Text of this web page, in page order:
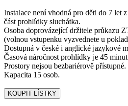
Instalace není vhodná pro děti do 7 let
část prohlídky sluchátka.
Osoba doprovázející držitele průkazu
(volnou vstupenku vyzvednete u
Dostupná v české i anglické jazykové
Časová náročnost prohlídky je 45
Prostory nejsou bezbariérově přístupné.
Kapacita 15 osob.